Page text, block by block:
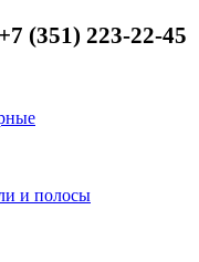
+7 (351) 223-22-45
и полосы